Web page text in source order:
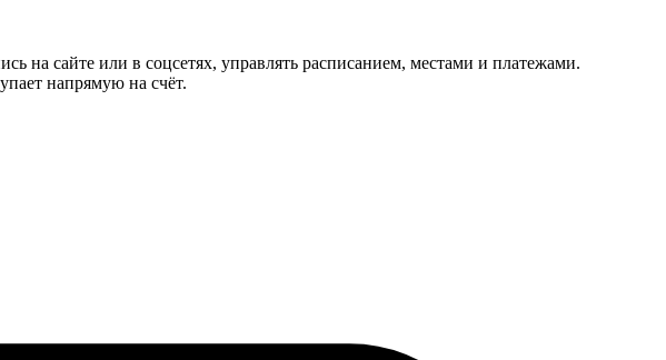
на сайте или в соцсетях, управлять расписанием, местами и платежами.
напрямую на счёт.